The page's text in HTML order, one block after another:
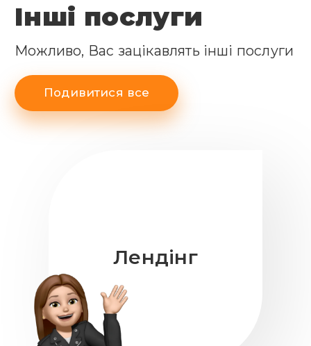
Інші послуги
Можливо, Вас зацікавлять інші послуги
Подивитися все
Лендінг